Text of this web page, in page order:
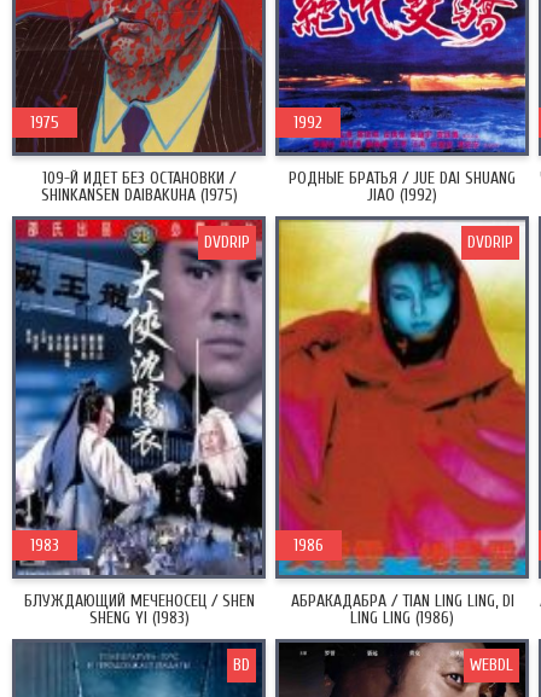
109-Й ИДЕТ БЕЗ ОСТАНОВКИ /
SHINKANSEN DAIBAKUHA (1975)
1975
РОДНЫЕ БРАТЬЯ / JUE DAI SHUANG
JIAO (1992)
1992
БЛУЖДАЮЩИЙ МЕЧЕНОСЕЦ / SHEN
SHENG YI (1983)
1983
DVDRIP
АБРАКАДАБРА / TIAN LING LING, DI
LING LING (1986)
1986
DVDRIP
BD WEBDL